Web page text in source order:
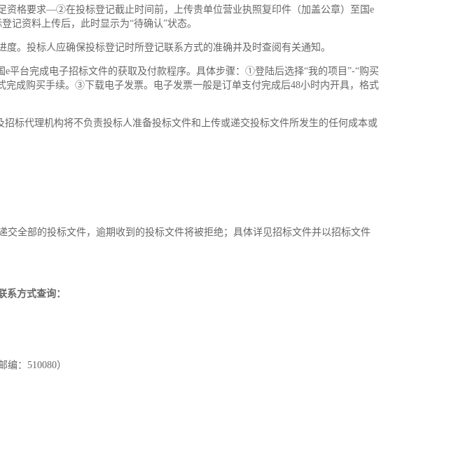
资格要求—②在投标登记截止时间前，上传贵单位营业执照复印件（加盖公章）至国e
资料上传后，此时显示为“待确认”状态。
。投标人应确保投标登记时所登记联系方式的准确并及时查阅有关通知。
平台完成电子招标文件的获取及付款程序。具体步骤：①登陆后选择“我的项目”-“购买
成购买手续。③下载电子发票。电子发票一般是订单支付完成后48小时内开具，格式
标代理机构将不负责投标人准备投标文件和上传或递交投标文件所发生的任何成本或
全部的投标文件，逾期收到的投标文件将被拒绝；具体详见招标文件并以招标文件
方式查询：
：510080）